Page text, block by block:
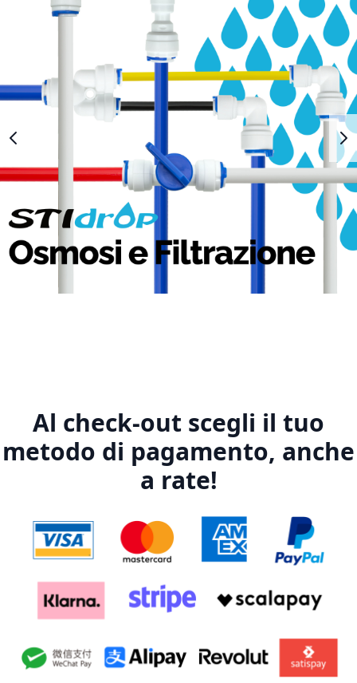
Al check-out scegli il tuo
metodo di pagamento, anche
a rate!